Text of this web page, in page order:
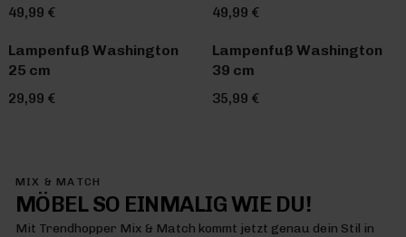
49,99 € 49,99 €
Lampenfuß Washington
25 cm
29,99 €
Lampenfuß Washington
39 cm
35,99 €
MIX & MATCH
MÖBEL SO EINMALIG WIE DU!
Mit Trendhopper Mix & Match kommt jetzt genau dein Stil in